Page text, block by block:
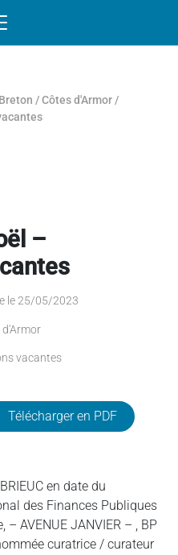
/Côtes d'Armor /
–
le 25/05/2023
d'Armor
vacantes
Télécharger en PDF
en date du
des Finances Publiques
– AVENUE JANVIER – , BP
curatrice / curateur